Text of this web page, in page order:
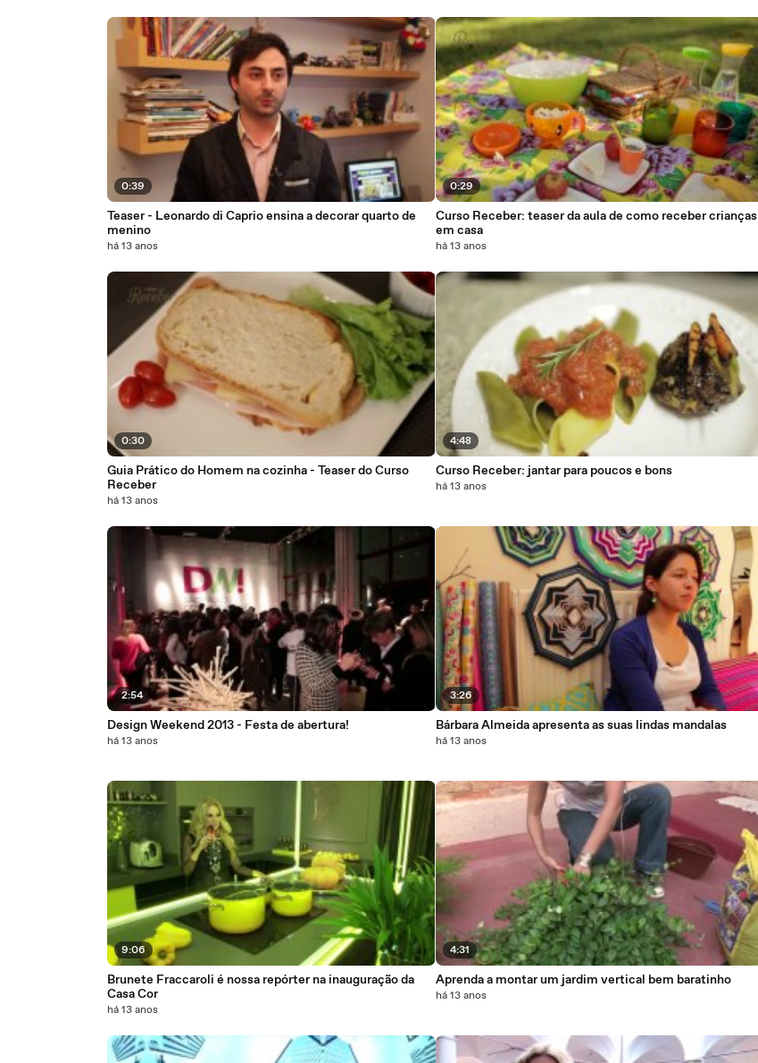
0:39
Teaser - Leonardo di Caprio ensina a decorar quarto de
menino
há 13 anos
0:30
Guia Prático do Homem na cozinha - Teaser do Curso
Receber
há 13 anos
2:54
Design Weekend 2013 - Festa de abertura!
há 13 anos
9:06
Brunete Fraccaroli é nossa repórter na inauguração da
Casa Cor
há 13 anos
0:29
Curso Receber: teaser da aula de como receber crianças
em casa
há 13 anos
4:48
Curso Receber: jantar para poucos e bons
há 13 anos
3:26
Bárbara Almeida apresenta as suas lindas mandalas
há 13 anos
4:31
Aprenda a montar um jardim vertical bem baratinho
há 13 anos